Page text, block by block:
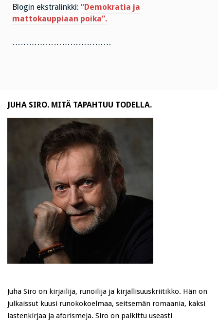
Blogin ekstralinkki: ”Demokratia ja
mattokauppiaan poika”.
………………………………
JUHA SIRO. MITÄ TAPAHTUU TODELLA.
Juha Siro on kirjailija, runoilija ja kirjallisuuskriitikko. Hän on
julkaissut kuusi runokokoelmaa, seitsemän romaania, kaksi
lastenkirjaa ja aforismeja. Siro on palkittu useasti